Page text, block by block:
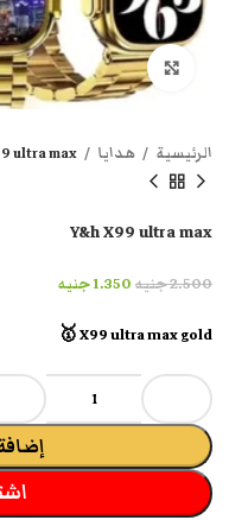
انقر هنا لتكبير الصورة
الرئيسية هدايا ultra max
Y&h X99 ultra max
2.500جنيه 1.350جنيه
X99 ultra max gold 🥇